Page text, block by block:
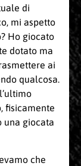
di
mi aspetto
Ho giocato
dotato ma
ai
qualcosa.
fisicamente
una giocata
che